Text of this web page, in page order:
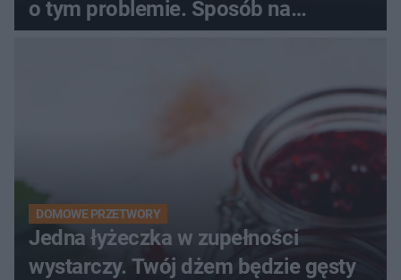
o tym problemie. Sposób na
pociemniałą biżuterię
DOMOWE PRZETWORY
Jedna łyżeczka w zupełności
wystarczy. Twój dżem będzie gęsty